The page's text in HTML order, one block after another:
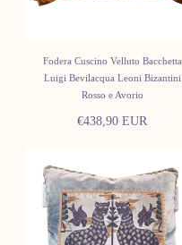
Fodera Cuscino Velluto Bacchetta
Luigi Bevilacqua Leoni Bizantini
Rosso e Avorio
Prezzo
€438,90 EUR